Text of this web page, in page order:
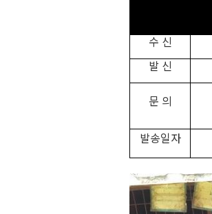
수 신
발 신
문 의
발송일자